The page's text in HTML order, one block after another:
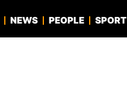
NEWS PEOPLE SPORT